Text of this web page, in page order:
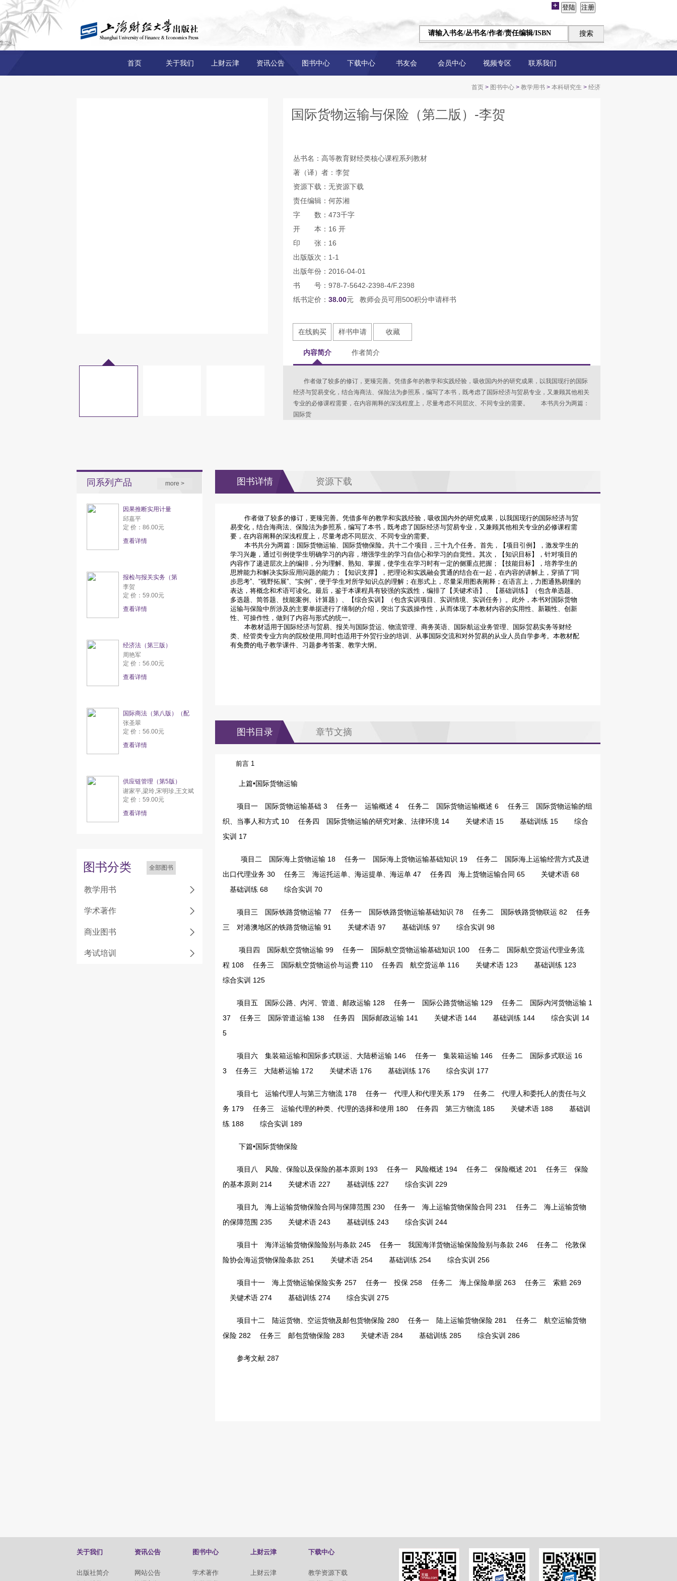
首页 关于我们 上财云津 资讯公告 图书中心 下载中心 书友会 会员中心 视频专区 联系我们
首页 > 图书中心 > 教学用书 > 本科研究生 > 经济
国际货物运输与保险（第二版）-李贺
丛书名：高等教育财经类核心课程系列教材
著（译）者：李贺
资源下载：无资源下载
责任编辑：何苏湘
字 数：473千字
开 本：16 开
印 张：16
出版版次：1-1
出版年份：2016-04-01
书 号：978-7-5642-2398-4/F.2398
纸书定价： 38.00元 教师会员可用500积分申请样书
在线购买 样书申请 收藏
内容简介 作者简介
作者做了较多的修订，更臻完善。凭借多年的教学和实践经验，吸收国内外的研究成果，以我国现行的国际
经济与贸易变化，结合海商法、保险法为参照系，编写了本书，既考虑了国际经济与贸易专业，又兼顾其他相关
专业的必修课程需要，在内容阐释的深浅程度上，尽量考虑不同层次、不同专业的需要。 本书共分为两篇：
国际货
同系列产品 more >
因果推断实用计量
邱嘉平
定 价：86.00元
查看详情
报检与报关实务（第
李贺
定 价：59.00元
查看详情
经济法（第三版）
周艳军
定 价：56.00元
查看详情
国际商法（第八版）（配
张圣翠
定 价：56.00元
查看详情
供应链管理（第5版）
谢家平,梁玲,宋明珍,王文斌
定 价：59.00元
查看详情
图书分类 全部图书
教学用书
学术著作
商业图书
考试培训
图书详情 资源下载
作者做了较多的修订，更臻完善。凭借多年的教学和实践经验，吸收国内外的研究成果，以我国现行的国际经济与贸
易变化，结合海商法、保险法为参照系，编写了本书，既考虑了国际经济与贸易专业，又兼顾其他相关专业的必修课程需
要，在内容阐释的深浅程度上，尽量考虑不同层次、不同专业的需要。
本书共分为两篇：国际货物运输、国际货物保险。共十二个项目，三十九个任务。首先，【项目引例】，激发学生的
学习兴趣，通过引例使学生明确学习的内容，增强学生的学习自信心和学习的自觉性。其次，【知识目标】，针对项目的
内容作了递进层次上的编排，分为理解、熟知、掌握，使学生在学习时有一定的侧重点把握；【技能目标】，培养学生的
思辨能力和解决实际应用问题的能力；【知识支撑】，把理论和实践融会贯通的结合在一起，在内容的讲解上，穿插了“同
步思考”、“视野拓展”、“实例”，便于学生对所学知识点的理解；在形式上，尽量采用图表阐释；在语言上，力图通熟易懂的
表达，将概念和术语可读化。最后，鉴于本课程具有较强的实践性，编排了【关键术语】、【基础训练】（包含单选题、
多选题、简答题、技能案例、计算题）、【综合实训】（包含实训项目、实训情境、实训任务）。此外，本书对国际货物
运输与保险中所涉及的主要单据进行了缮制的介绍，突出了实践操作性，从而体现了本教材内容的实用性、新颖性、创新
性、可操作性，做到了内容与形式的统一。
本教材适用于国际经济与贸易、报关与国际货运、物流管理、商务英语、国际航运业务管理、国际贸易实务等财经
类、经管类专业方向的院校使用,同时也适用于外贸行业的培训、从事国际交流和对外贸易的从业人员自学参考。本教材配
有免费的电子教学课件、习题参考答案、教学大纲。
图书目录 章节文摘
前言 1
上篇•国际货物运输
项目一 国际货物运输基础 3 任务一 运输概述 4 任务二 国际货物运输概述 6 任务三 国际货物运输的组
织、当事人和方式 10 任务四 国际货物运输的研究对象、法律环境 14 关键术语 15 基础训练 15 综合
实训 17
项目二 国际海上货物运输 18 任务一 国际海上货物运输基础知识 19 任务二 国际海上运输经营方式及进
出口代理业务 30 任务三 海运托运单、海运提单、海运单 47 任务四 海上货物运输合同 65 关键术语 68
基础训练 68 综合实训 70
项目三 国际铁路货物运输 77 任务一 国际铁路货物运输基础知识 78 任务二 国际铁路货物联运 82 任务
三 对港澳地区的铁路货物运输 91
关键术语 97 基础训练 97 综合实训 98
项目四 国际航空货物运输 99 任务一 国际航空货物运输基础知识 100 任务二 国际航空货运代理业务流
程 108 任务三 国际航空货物运价与运费 110 任务四 航空货运单 116 关键术语 123 基础训练 123
综合实训 125
项目五 国际公路、内河、管道、邮政运输 128 任务一 国际公路货物运输 129 任务二 国际内河货物运输 1
37 任务三 国际管道运输 138 任务四 国际邮政运输 141 关键术语 144 基础训练 144 综合实训 14
5
项目六 集装箱运输和国际多式联运、大陆桥运输 146 任务一 集装箱运输 146 任务二 国际多式联运 16
3 任务三 大陆桥运输 172 关键术语 176 基础训练 176 综合实训 177
项目七 运输代理人与第三方物流 178 任务一 代理人和代理关系 179 任务二 代理人和委托人的责任与义
务 179 任务三 运输代理的种类、代理的选择和使用 180 任务四 第三方物流 185 关键术语 188 基础训
练 188 综合实训 189
下篇•国际货物保险
项目八 风险、保险以及保险的基本原则 193 任务一 风险概述 194 任务二 保险概述 201
任务三 保险
的基本原则 214 关键术语 227 基础训练 227 综合实训 229
项目九 海上运输货物保险合同与保障范围 230 任务一 海上运输货物保险合同 231
任务二 海上运输货物
的保障范围 235 关键术语 243 基础训练 243 综合实训 244
项目十 海洋运输货物保险险别与条款 245 任务一 我国海洋货物运输保险险别与条款 246 任务二 伦敦保
险协会海运货物保险条款 251
关键术语 254 基础训练 254 综合实训 256
项目十一 海上货物运输保险实务 257 任务一 投保 258 任务二 海上保险单据 263 任务三 索赔 269
关键术语 274 基础训练 274 综合实训 275
项目十二 陆运货物、空运货物及邮包货物保险 280 任务一 陆上运输货物保险 281
任务二 航空运输货物
保险 282 任务三 邮包货物保险 283 关键术语 284 基础训练 285 综合实训 286
参考文献 287
关于我们
出版社简介
资讯公告
网站公告
图书中心
学术著作
上财云津
上财云津
下载中心
教学资源下载